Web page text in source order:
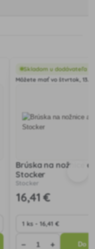
Skladom u dodávateľa
Môžete mať vo štvrtok,
Brúska na nožnice a
Stocker
Stocker
16,41 €
− + Do